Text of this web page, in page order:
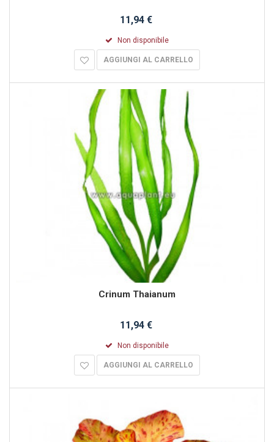
11,94 €
Non disponibile
AGGIUNGI AL CARRELLO
Crinum Thaianum
11,94 €
Non disponibile
AGGIUNGI AL CARRELLO